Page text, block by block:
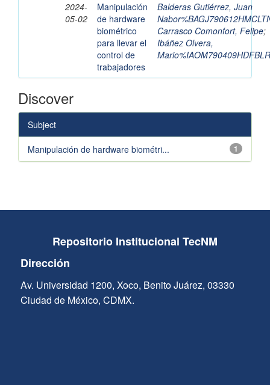
2024-
05-02
Manipulación
de hardware
biométrico
para llevar el
control de
trabajadores
Balderas Gutiérrez, Juan
Carrasco Comonfort, Felipe;
Ibáñez Olvera,
Discover
Subject
1
Manipulación de hardware biométri...
Repositorio Institucional TecNM
Dirección
Av. Universidad 1200, Xoco, Benito Juárez, 03330
Ciudad de México, CDMX.